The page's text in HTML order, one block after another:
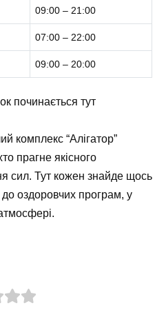
09:00 – 21:00
07:00 – 22:00
09:00 – 20:00
починається тут
комплекс “Алігатор”
прагне якісного
сил. Тут кожен знайде щось
оздоровчих програм, у